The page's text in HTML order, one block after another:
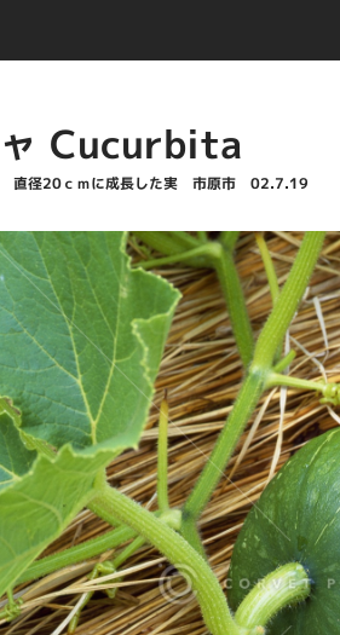
Cucurbita
直径20ｃｍに成長した実 市原市 02.7.19